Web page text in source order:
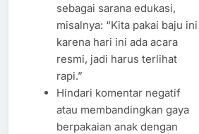
sebagai sarana edukasi,
misalnya: “Kita pakai baju ini
karena hari ini ada acara
resmi, jadi harus terlihat
rapi.”
Hindari komentar negatif
atau membandingkan gaya
berpakaian anak dengan